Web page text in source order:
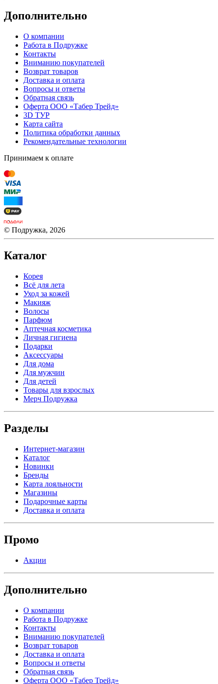
Дополнительно
О компании
Работа в Подружке
Контакты
Вниманию покупателей
Возврат товаров
Доставка и оплата
Вопросы и ответы
Обратная связь
Оферта ООО «Табер Трейд»
3D ТУР
Карта сайта
Политика обработки данных
Рекомендательные технологии
Принимаем к оплате
© Подружка, 2026
Каталог
Корея
Всё для лета
Уход за кожей
Макияж
Волосы
Парфюм
Аптечная косметика
Личная гигиена
Подарки
Аксессуары
Для дома
Для мужчин
Для детей
Товары для взрослых
Мерч Подружка
Разделы
Интернет-магазин
Каталог
Новинки
Бренды
Карта лояльности
Магазины
Подарочные карты
Доставка и оплата
Промо
Акции
Дополнительно
О компании
Работа в Подружке
Контакты
Вниманию покупателей
Возврат товаров
Доставка и оплата
Вопросы и ответы
Обратная связь
Оферта ООО «Табер Трейд»